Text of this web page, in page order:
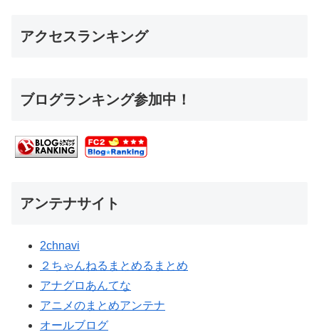
アクセスランキング
ブログランキング参加中！
アンテナサイト
2chnavi
２ちゃんねるまとめるまとめ
アナグロあんてな
アニメのまとめアンテナ
オールブログ